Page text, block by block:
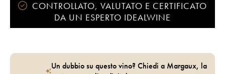
CONTROLLATO, VALUTATO E CERTIFICATO
DA UN ESPERTO IDEALWINE
Un dubbio su questo vino? Chiedi a Margaux, la